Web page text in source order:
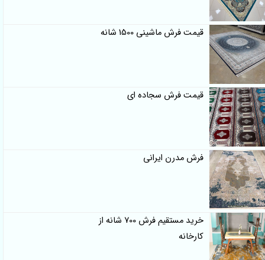
قیمت فرش ماشینی 1500 شانه
قیمت فرش سجاده ای
فرش مدرن ایرانی
خرید مستقیم فرش 700 شانه از
کارخانه